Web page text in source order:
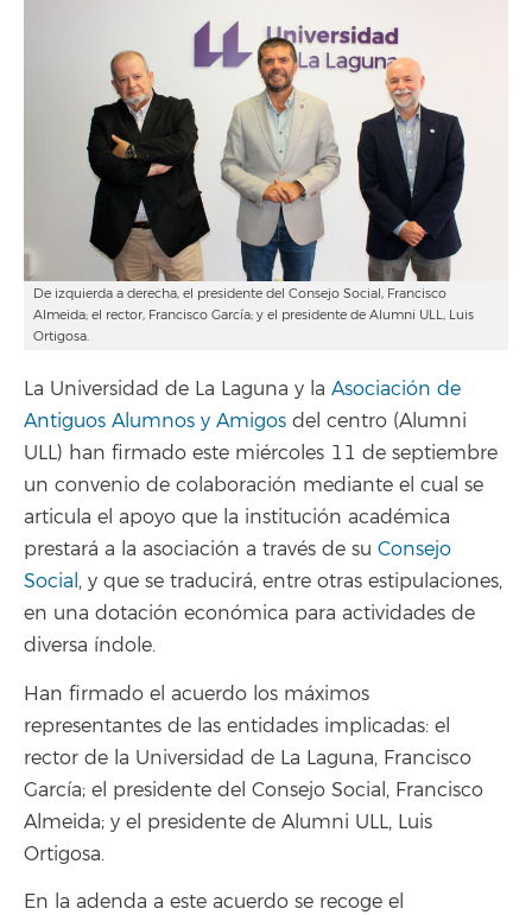
De izquierda a derecha, el presidente del Consejo Social, Francisco
Almeida; el rector, Francisco García; y el presidente de Alumni ULL, Luis
Ortigosa.
La Universidad de La Laguna y la Asociación de
Antiguos Alumnos y Amigos del centro (Alumni
ULL) han firmado este miércoles 11 de septiembre
un convenio de colaboración mediante el cual se
articula el apoyo que la institución académica
prestará a la asociación a través de su Consejo
Social, y que se traducirá, entre otras estipulaciones,
en una dotación económica para actividades de
diversa índole.
Han firmado el acuerdo los máximos
representantes de las entidades implicadas: el
rector de la Universidad de La Laguna, Francisco
García; el presidente del Consejo Social, Francisco
Almeida; y el presidente de Alumni ULL, Luis
Ortigosa.
En la adenda a este acuerdo se recoge el